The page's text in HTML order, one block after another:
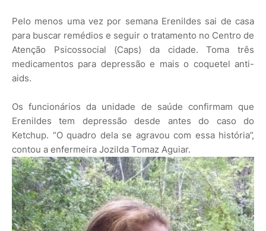
Pelo menos uma vez por semana Erenildes sai de casa
para buscar remédios e seguir o tratamento no Centro de
Atenção Psicossocial (Caps) da cidade. Toma três
medicamentos para depressão e mais o coquetel anti-
aids.
Os funcionários da unidade de saúde confirmam que
Erenildes tem depressão desde antes do caso do
Ketchup. “O quadro dela se agravou com essa história”,
contou a enfermeira Jozilda Tomaz Aguiar.